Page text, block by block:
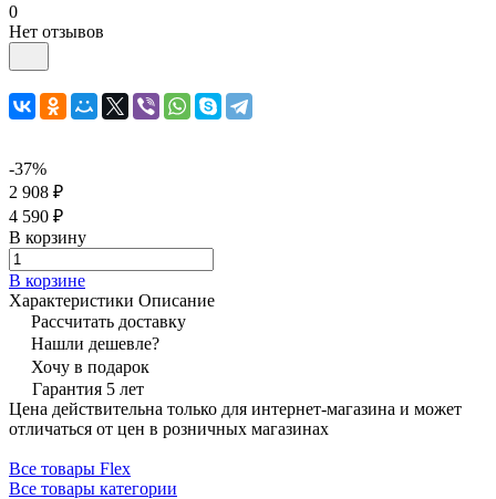
0
Нет отзывов
-37%
2 908 ₽
4 590 ₽
В корзину
В корзине
Характеристики Описание
Рассчитать доставку
Нашли дешевле?
Хочу в подарок
Гарантия 5 лет
Цена действительна только для интернет-магазина и может
отличаться от цен в розничных магазинах
Все товары Flex
Все товары категории